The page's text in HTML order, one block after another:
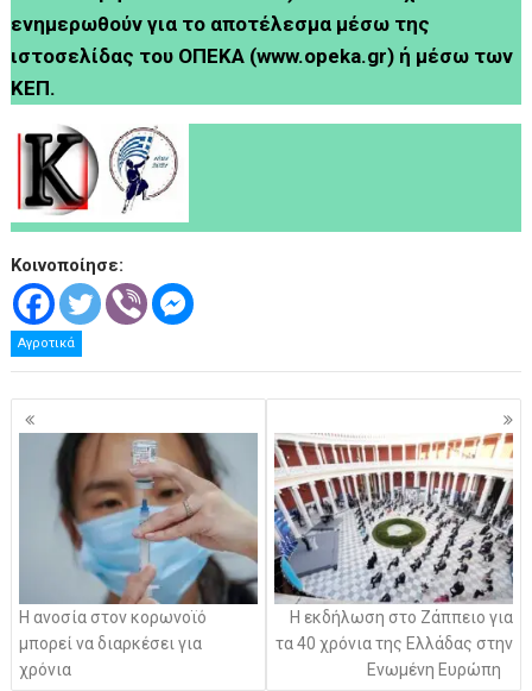
ενημερωθούν για το αποτέλεσμα μέσω της
ιστοσελίδας του ΟΠΕΚΑ (www.opeka.gr) ή μέσω των
ΚΕΠ.
Κοινοποίησε:
Αγροτικά
Πλοήγηση
άρθρων
Η ανοσία στον κορωνοϊό
μπορεί να διαρκέσει για
χρόνια
Η εκδήλωση στο Ζάππειο για
τα 40 χρόνια της Ελλάδας στην
Ενωμένη Ευρώπη